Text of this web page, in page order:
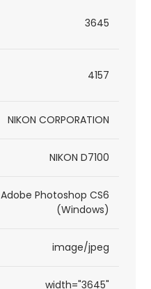
3645
4157
NIKON CORPORATION
NIKON D7100
Adobe Photoshop CS6
(Windows)
image/jpeg
width="3645"